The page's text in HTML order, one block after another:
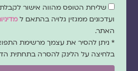
שדה
הסכמה
שליחת הטופס מהווה אישור לקבלת
ועדכונים ממגזין גלויה בהתאם ל
האתר.
* ניתן להסיר את עצמך מרשימת
בלחיצה על הלינק להסרה בתחתית